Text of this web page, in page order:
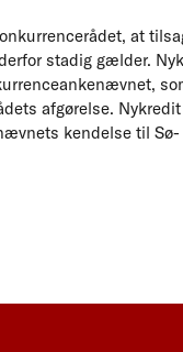
at
stadig gælder.
afgørelse.
kendelse til Sø-